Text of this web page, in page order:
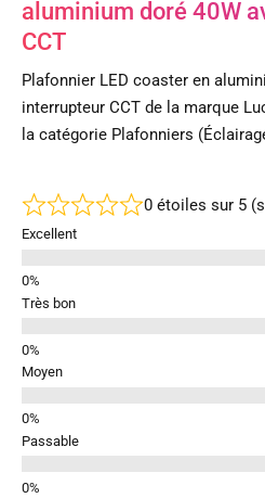
aluminium doré 40W
CCT
Plafonnier LED coaster en
interrupteur CCT de la marque
la catégorie Plafonniers
0 étoiles sur 5
Excellent
Très bon
Moyen
Passable